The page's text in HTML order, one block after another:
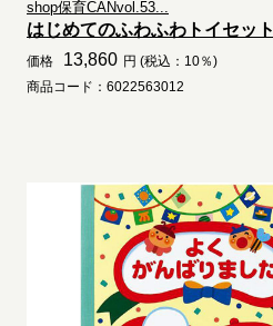
shop保育CANvol.53...
はじめてのふわふわトイセット
価格 13,860 円 (税込：10％)
商品コード：6022563012